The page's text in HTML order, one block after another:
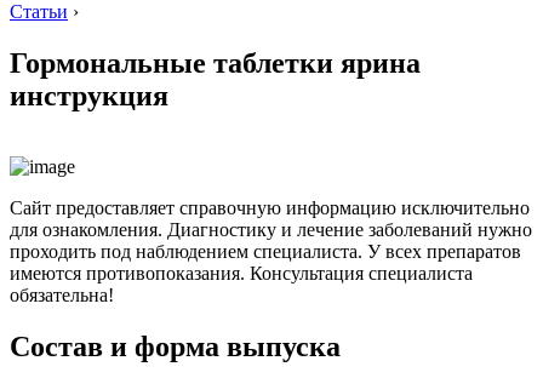
Статьи ›
Гормональные таблетки ярина
инструкция
Сайт предоставляет справочную информацию исключительно
для ознакомления. Диагностику и лечение заболеваний нужно
проходить под наблюдением специалиста. У всех препаратов
имеются противопоказания. Консультация специалиста
обязательна!
Состав и форма выпуска